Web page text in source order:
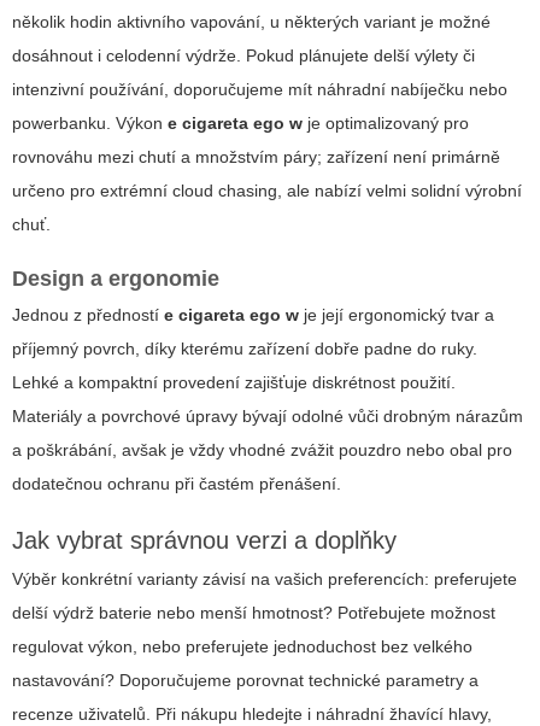
několik hodin aktivního vapování, u některých variant je možné
dosáhnout i celodenní výdrže. Pokud plánujete delší výlety či
intenzivní používání, doporučujeme mít náhradní nabíječku nebo
powerbanku. Výkon e cigareta ego w je optimalizovaný pro
rovnováhu mezi chutí a množstvím páry; zařízení není primárně
určeno pro extrémní cloud chasing, ale nabízí velmi solidní výrobní
chuť.
Design a ergonomie
Jednou z předností e cigareta ego w je její ergonomický tvar a
příjemný povrch, díky kterému zařízení dobře padne do ruky.
Lehké a kompaktní provedení zajišťuje diskrétnost použití.
Materiály a povrchové úpravy bývají odolné vůči drobným nárazům
a poškrábání, avšak je vždy vhodné zvážit pouzdro nebo obal pro
dodatečnou ochranu při častém přenášení.
Jak vybrat správnou verzi a doplňky
Výběr konkrétní varianty závisí na vašich preferencích: preferujete
delší výdrž baterie nebo menší hmotnost? Potřebujete možnost
regulovat výkon, nebo preferujete jednoduchost bez velkého
nastavování? Doporučujeme porovnat technické parametry a
recenze uživatelů. Při nákupu hledejte i náhradní žhavící hlavy,